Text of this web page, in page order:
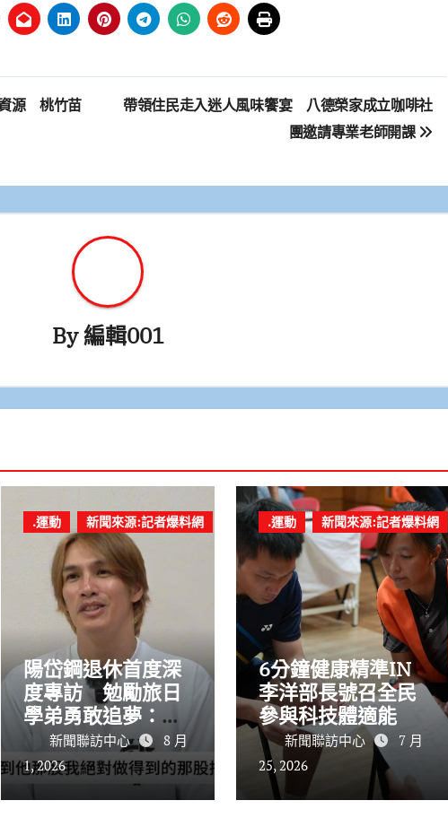
源 桃竹苗
帶領住民走入迷人風味饗宴 八德榮家成立咖啡社
團邀請專業老師開課
By編輯001
.運動 新聞來源:記者爆料網
陽岱鋼退休首度深
度專訪 勉勵旅日
學弟勇敢追夢：台
灣棒球一直在進步
新聞聯訪中心
8 月
1, 2026
.運動 新聞來源:記者爆料網
6分鐘健康精準IN
李洋部長號召全民
參與科技體適能
新聞聯訪中心
7 月
25, 2026